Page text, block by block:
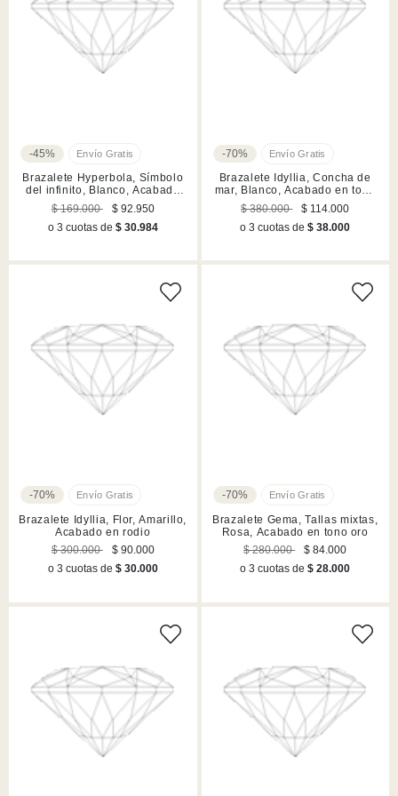
-45%
Brazalete Hyperbola, Símbolo
del infinito, Blanco, Acabado
en tono oro rosa
$ 169.000
$ 92.950
o 3 cuotas de $ 30.984
-70%
Brazalete Idyllia, Concha de
mar, Blanco, Acabado en tono
oro
$ 380.000
$ 114.000
o 3 cuotas de$ 38.000
-70%
Brazalete Idyllia, Flor, Amarillo,
Acabado en rodio
$ 300.000
$ 90.000
o 3 cuotas de $ 30.000
-70%
Brazalete Gema, Tallas mixtas,
Rosa, Acabado en tono oro
$ 280.000
$ 84.000
o 3 cuotas de$ 28.000